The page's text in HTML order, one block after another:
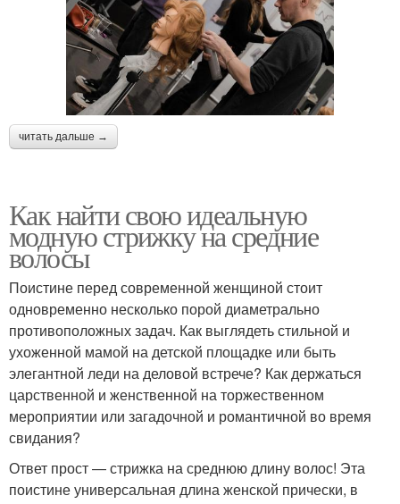
читать дальше →
Как найти свою идеальную
модную стрижку на средние
волосы
Поистине перед современной женщиной стоит
одновременно несколько порой диаметрально
противоположных задач. Как выглядеть стильной и
ухоженной мамой на детской площадке или быть
элегантной леди на деловой встрече? Как держаться
царственной и женственной на торжественном
мероприятии или загадочной и романтичной во время
свидания?
Ответ прост — стрижка на среднюю длину волос! Эта
поистине универсальная длина женской прически, в